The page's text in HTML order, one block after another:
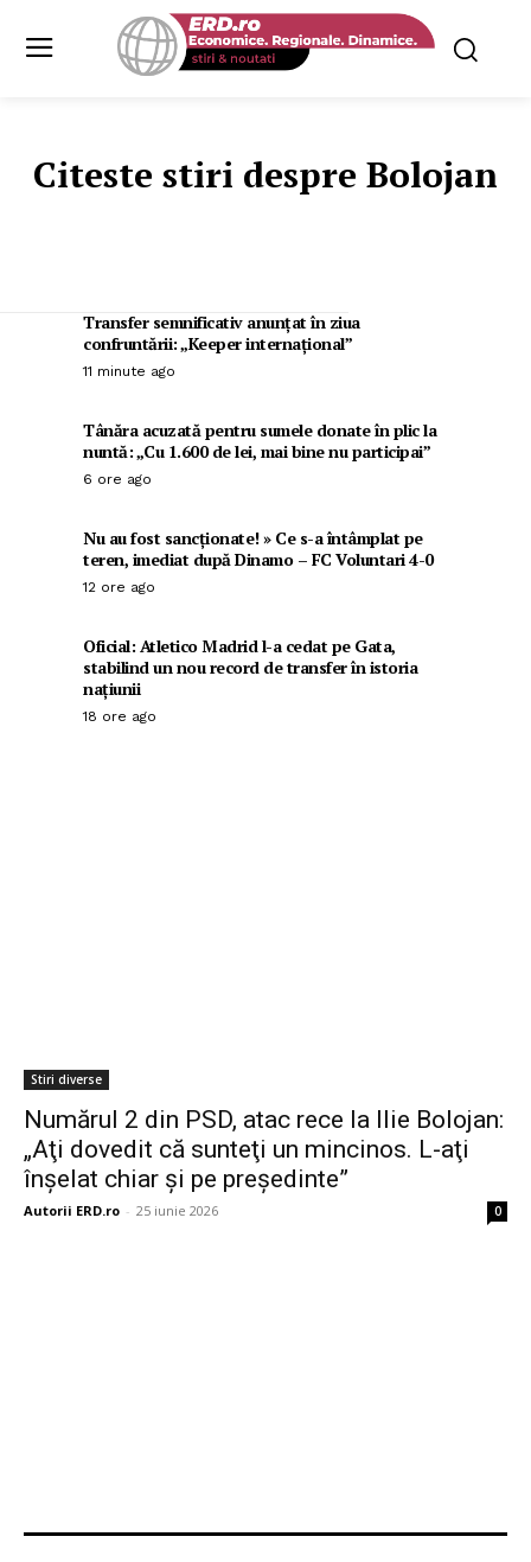
Citeste stiri despre Bolojan
Transfer semnificativ anunțat în ziua
confruntării: „Keeper internațional”
11 minute ago
Tânăra acuzată pentru sumele donate în plic la
nuntă: „Cu 1.600 de lei, mai bine nu participai”
6 ore ago
Nu au fost sancționate! » Ce s-a întâmplat pe
teren, imediat după Dinamo – FC Voluntari 4-0
12 ore ago
Oficial: Atletico Madrid l-a cedat pe Gata,
stabilind un nou record de transfer în istoria
națiunii
18 ore ago
Stiri diverse
Numărul 2 din PSD, atac rece la Ilie Bolojan:
„Aţi dovedit că sunteţi un mincinos. L-aţi
înşelat chiar şi pe preşedinte”
Autorii ERD.ro - 25 iunie 2026 0